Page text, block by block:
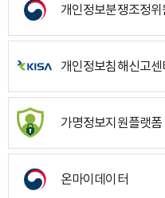
개인정보분쟁조정위
개인정보침해신고센
가명정보지원플랫폼
온마이데이터